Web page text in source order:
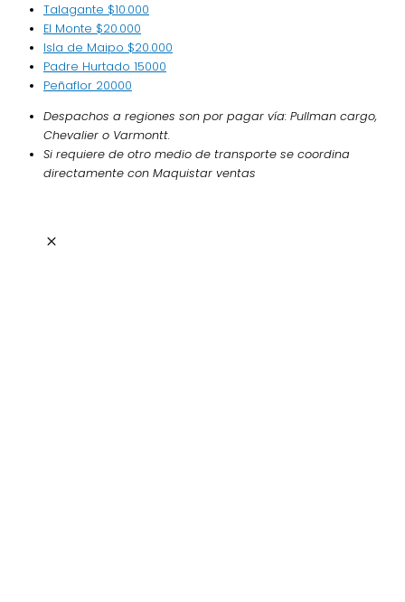
Talagante $10.000
El Monte $20.000
Isla de Maipo $20.000
Padre Hurtado 15000
Peñaflor 20000
Despachos a regiones son por pagar vía: Pullman cargo,
Chevalier o Varmontt.
Si requiere de otro medio de transporte se coordina
directamente con Maquistar ventas